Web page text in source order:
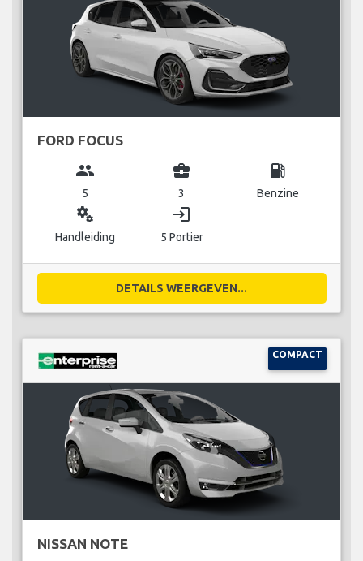
FORD FOCUS
group
5
business_center
3
local_gas_station
Benzine
miscellaneous_services
Handleiding
login
5 Portier
DETAILS WEERGEVEN...
COMPACT
NISSAN NOTE